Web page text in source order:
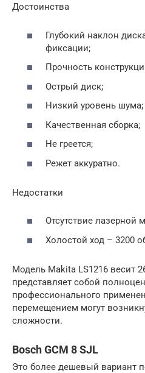
Достоинства
Глубокий наклон
фиксации;
Прочность
Острый диск;
Низкий уровень шума;
Качественная сборка;
Не греется;
Режет аккуратно.
Недостатки
Отсутствие лазерной
Холостой ход – 3200
Модель Makita LS1216 весит
представляет собой
профессионального
перемещением могут
сложности.
Bosch GCM 8 SJL
Это более дешевый вариант